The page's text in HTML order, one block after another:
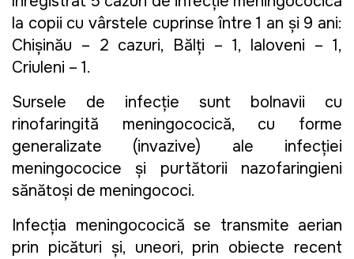
la copii cu vârstele cuprinse între 1 an și 9 ani:
Chișinău – 2 cazuri, Bălți – 1, Ialoveni – 1,
Criuleni – 1.
Sursele de infecție sunt bolnavii cu
rinofaringită meningococică, cu forme
generalizate (invazive) ale infecţiei
meningococice și purtătorii nazofaringieni
sănătoși de meningococi.
Infecția meningococică se transmite aerian
prin picături și, uneori, prin obiecte recent